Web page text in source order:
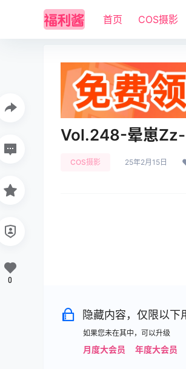
首页 COS摄影
Vol.248-晕崽
COS摄影 25年2月15日
隐藏内容，仅限以下
如果您未在其中，可以升级
月度大会员 年度大会员
0